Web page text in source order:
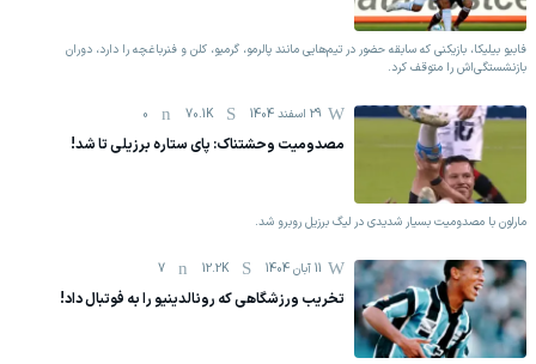
فابیو بیلیکا، بازیکنی که سابقه حضور در تیم‌هایی مانند پالرمو، گرمیو، کلن و فنرباغچه را دارد، دوران
بازنشستگی‌اش را متوقف کرد.
29 اسفند 1404 70.1K
0
مصدومیت وحشتناک: پای ستاره برزیلی تا شد!
مارلون با مصدومیت بسیار شدیدی در لیگ برزیل روبرو شد.
11 آبان 1404 12.2K
7
تخریب ورزشگاهی که رونالدینیو را به فوتبال داد!